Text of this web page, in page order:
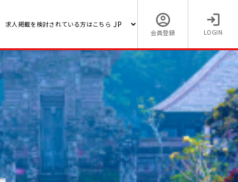
求人掲載を検討されている方はこちら
会員登録
LOGIN